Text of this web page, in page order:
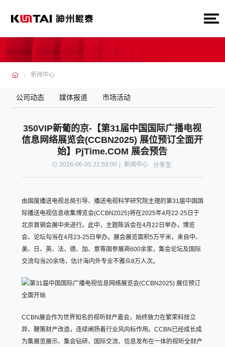
新闻中心
公司动态 媒体报道 市场活动
350VIP新葡的京-【第31届中国国际广播电视
信息网络展览会(CCBN2025) 展位预订全面开
始】PjTime.COM 展会预告
2026-06-05 21:59:00 新闻中心 分享至:
由国度播送电视总局引导、播送电视科学研究院主理的第31届中国国
际播送电视信息收集博览会(CCBN2025)将在2025年4月22-25日于
北京首钢会展中央进行。此中，主题陈诉会在4月22日举办，博览
会、论坛勾当在4月23-25日举办。展会展览面积5万平米，来自中、
美、日、英、法、德、加、意等国参展商600余家，集会论坛及国际
交流勾当20余场，估计海内外专业不雅众8万人次。
CCBN展会作为世界知名的视听财产嘉会，始终致力在繁荣科技立
异、鞭策财产改造，连续阐扬着行业风向标作用。CCBN已经成长成
为集展览展示、集会钻研、国际交流、信息发布在一体的视听全财产